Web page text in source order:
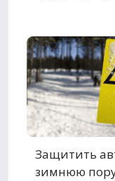
Защитить
зимнюю